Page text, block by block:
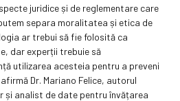
juridice și de reglementare care
separa moralitatea și etica de
ar trebui să fie folosită ca
dar experții trebuie să
utilizarea acesteia pentru a preveni
Dr. Mariano Felice, autorul
și analist de date pentru învățarea